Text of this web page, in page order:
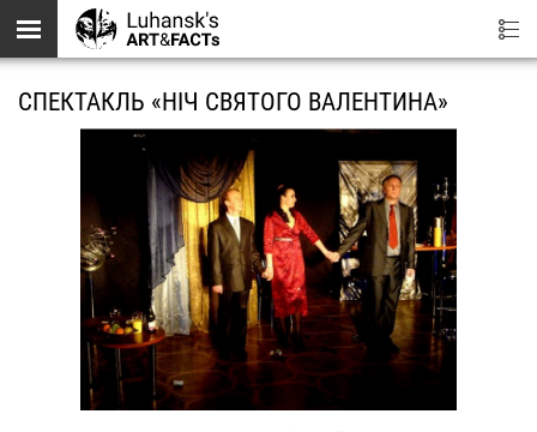
Перейти до основного вмісту
СПЕКТАКЛЬ «НІЧ СВЯТОГО ВАЛЕНТИНА»